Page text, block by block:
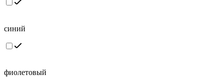
синий
фиолетовый